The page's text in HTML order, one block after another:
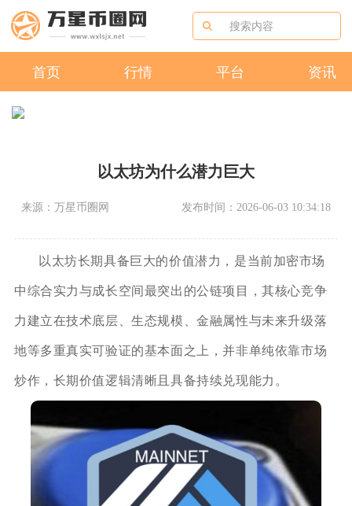
首页 行情 平台 资讯
以太坊为什么潜力巨大
来源：万星币圈网 发布时间：2026-06-03 10:34:18
以太坊长期具备巨大的价值潜力，是当前加密市场
中综合实力与成长空间最突出的公链项目，其核心竞争
力建立在技术底层、生态规模、金融属性与未来升级落
地等多重真实可验证的基本面之上，并非单纯依靠市场
炒作，长期价值逻辑清晰且具备持续兑现能力。